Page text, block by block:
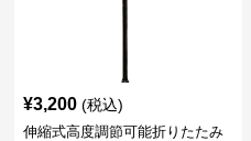
¥3,200 (税込)
伸縮式高度調節可能折りたたみ